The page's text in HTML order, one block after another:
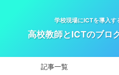
学校現場にICTを導入す
高校教師とICTのブロ
記事一覧